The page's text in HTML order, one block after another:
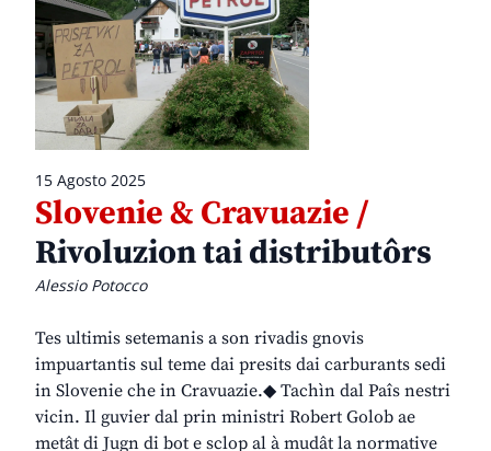
15 Agosto 2025
Slovenie & Cravuazie /
Rivoluzion tai distributôrs
Alessio Potocco
Tes ultimis setemanis a son rivadis gnovis
impuartantis sul teme dai presits dai carburants sedi
in Slovenie che in Cravuazie.◆ Tachìn dal Paîs nestri
vicin. Il guvier dal prin ministri Robert Golob ae
metât di Jugn di bot e sclop al à mudât la normative